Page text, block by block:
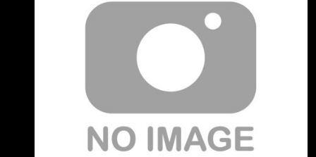
11（裸足）/9呎2（站立摸高） 優點： 優異的投
籃手感，且具備一定機動性，不是遲鈍白人大
個，出身歐洲體系培養出優異團隊 觀念，良好下
滑吃餅能力，能拉開空間，防守基礎能力也有機
會不是洞的長人。 缺點： 7呎中鋒來說低於預期
的火鍋，身材還較單薄，護框威脅因此不算太
好，需要花時間掛肉 加強身體，但這會不會因為
影響投籃手